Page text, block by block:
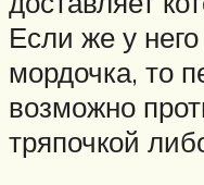
Если же у
мордочка, то
возможно
тряпочкой